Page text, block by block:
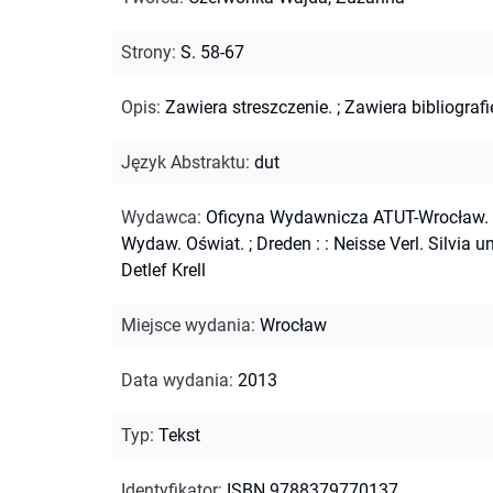
Strony: S. 58-67
Opis: Zawiera streszczenie. ; Zawiera
Język Abstraktu: dut
Wydawca: Oficyna Wydawnicza ATUT-Wrocław.
Wydaw. Oświat. ; Dreden : : Neisse Verl. Silvia
Detlef Krell
Miejsce wydania: Wrocław
Data wydania: 2013
Typ: Tekst